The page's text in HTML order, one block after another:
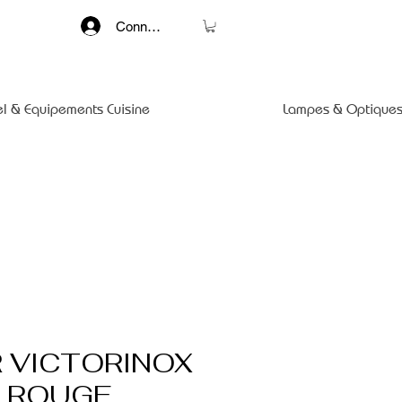
Connexion
& Equipements Cuisine Lampes &
VICTORINOX